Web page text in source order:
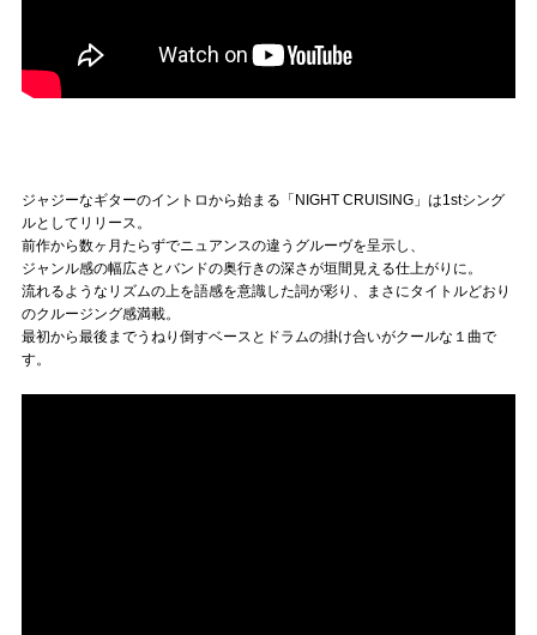
ジャジーなギターのイントロから始まる「NIGHT CRUISING」は1stシング
ルとしてリリース。
前作から数ヶ月たらずでニュアンスの違うグルーヴを呈示し、
ジャンル感の幅広さとバンドの奥行きの深さが垣間見える仕上がりに。
流れるようなリズムの上を語感を意識した詞が彩り、まさにタイトルどおり
のクルージング感満載。
最初から最後までうねり倒すベースとドラムの掛け合いがクールな１曲で
す。